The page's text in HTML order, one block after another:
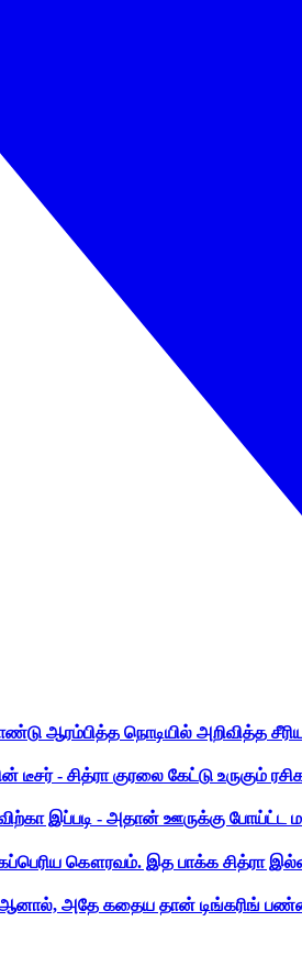
ஆரம்பித்த நொடியில் அறிவித்த
டீசர் - சித்ரா குரலை கேட்டு உருகும்
இப்படி - அதான் ஊருக்கு போய்ட்ட
கௌரவம். இத பாக்க சித்ரா
ஆனால், அதே கதைய தான் டிங்கரிங்